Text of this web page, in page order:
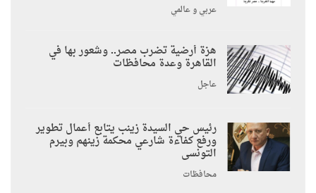
عربي و عالمي
هزة أرضية تضرب مصر.. وشعور بها في
القاهرة وعدة محافظات
عاجل
رئيس حي السيدة زينب يتابع أعمال تطوير
ورفع كفاءة شارعي محكمة زينهم وبيرم
التونسى
محافظات